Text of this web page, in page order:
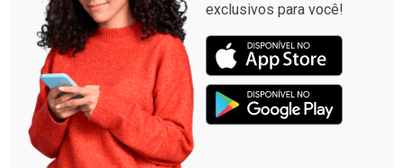
exclusivos para você!